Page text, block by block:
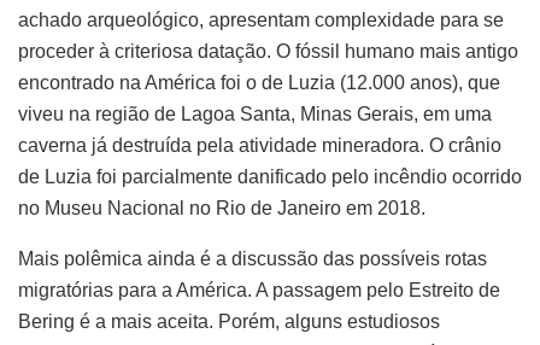
achado arqueológico, apresentam complexidade para se
proceder à criteriosa datação. O fóssil humano mais antigo
encontrado na América foi o de Luzia (12.000 anos), que
viveu na região de Lagoa Santa, Minas Gerais, em uma
caverna já destruída pela atividade mineradora. O crânio
de Luzia foi parcialmente danificado pelo incêndio ocorrido
no Museu Nacional no Rio de Janeiro em 2018.
Mais polêmica ainda é a discussão das possíveis rotas
migratórias para a América. A passagem pelo Estreito de
Bering é a mais aceita. Porém, alguns estudiosos